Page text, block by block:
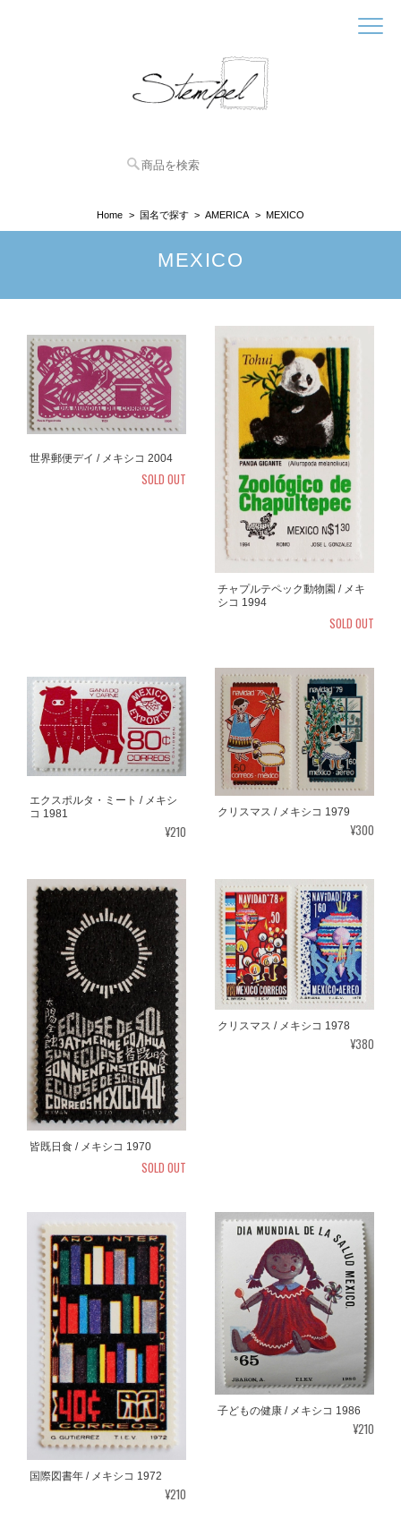
Home 国名で探す AMERICA MEXICO
MEXICO
世界郵便デイ / メキシコ 2004
SOLD OUT
チャプルテペック動物園 / メキ
シコ 1994
SOLD OUT
エクスポルタ・ミート / メキシ
コ 1981
¥210
クリスマス / メキシコ 1979
¥300
皆既日食 / メキシコ 1970
SOLD OUT
クリスマス / メキシコ 1978
¥380
国際図書年 / メキシコ 1972
¥210
子どもの健康 / メキシコ 1986
¥210